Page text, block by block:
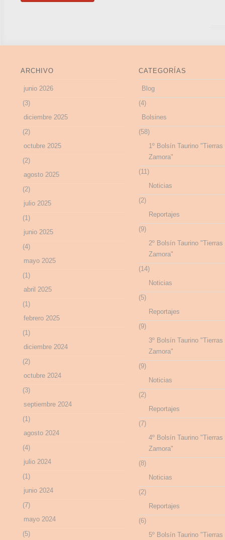
ARCHIVO
junio 2026
(3)
diciembre 2025
(2)
octubre 2025
(2)
agosto 2025
(2)
julio 2025
(1)
junio 2025
(4)
mayo 2025
(1)
abril 2025
(1)
febrero 2025
(1)
diciembre 2024
(2)
octubre 2024
(3)
septiembre 2024
(1)
agosto 2024
(4)
julio 2024
(1)
junio 2024
(7)
mayo 2024
(5)
CATEGORÍAS
Blog
(4)
Bolsines
(58)
1º Bolsín Taurino "Tierras
Zamora"
(11)
Noticias
(2)
Reportajes
(9)
2º Bolsín Taurino "Tierras
Zamora"
(14)
Noticias
(5)
Reportajes
(9)
3º Bolsín Taurino "Tierras
Zamora"
(9)
Noticias
(2)
Reportajes
(7)
4º Bolsín Taurino "Tierras
Zamora"
(8)
Noticias
(2)
Reportajes
(6)
5º Bolsín Taurino "Tierras